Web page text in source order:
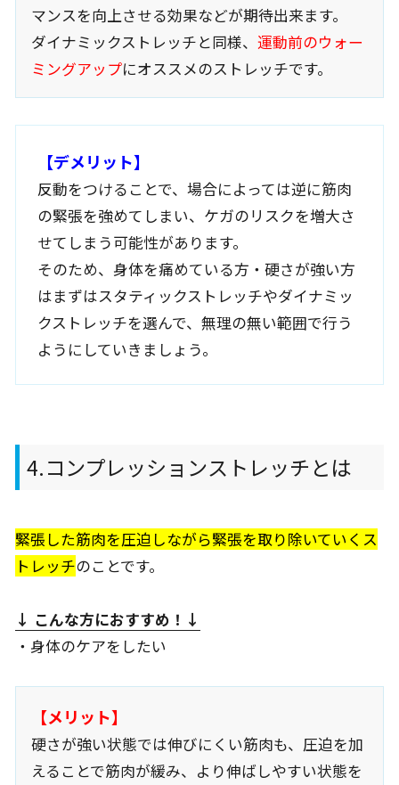
マンスを向上させる効果などが期待出来ます。
ダイナミックストレッチと同様、 運動前のウォー
ミングアップにオススメのストレッチです。
【デメリット】
反動をつけることで、場合によっては逆に筋肉
の緊張を強めてしまい、ケガのリスクを増大さ
せてしまう可能性があります。
そのため、身体を痛めている方・硬さが強い方
はまずはスタティックストレッチやダイナミッ
クストレッチを選んで、無理の無い範囲で行う
ようにしていきましょう。
4.コンプレッションストレッチとは
緊張した筋肉を圧迫しながら緊張を取り除いていくス
トレッチのことです。
↓ こんな方におすすめ ！↓
・身体のケアをしたい
【メリット】
硬さが強い状態では伸びにくい筋肉も、圧迫を加
えることで筋肉が緩み、より伸ばしやすい状態を